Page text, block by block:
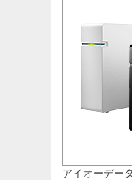
アイオーデー